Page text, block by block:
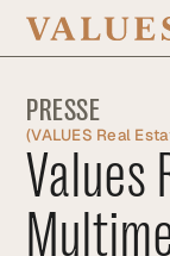
Zum Hauptinhalt
(VALUES Real
PRESSE
Values